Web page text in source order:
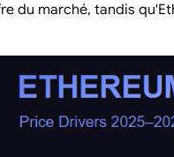
du marché, tandis